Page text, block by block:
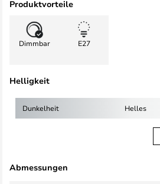
Produktvorteile
Dimmbar E27
Helligkeit
Dunkelheit Helles
Abmessungen